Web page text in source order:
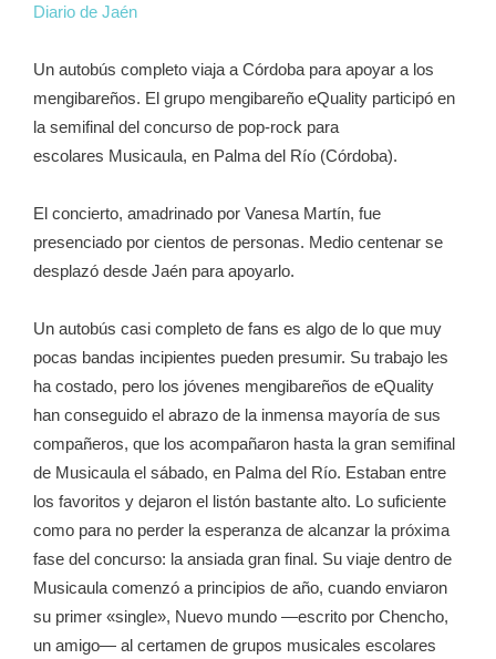
Diario de Jaén
Un autobús completo viaja a Córdoba para apoyar a los
mengibareños. El grupo mengibareño eQuality participó en
la semifinal del concurso de pop-rock para
escolares Musicaula, en Palma del Río (Córdoba).
El concierto, amadrinado por Vanesa Martín, fue
presenciado por cientos de personas. Medio centenar se
desplazó desde Jaén para apoyarlo.
Un autobús casi completo de fans es algo de lo que muy
pocas bandas incipientes pueden presumir. Su trabajo les
ha costado, pero los jóvenes mengibareños de eQuality
han conseguido el abrazo de la inmensa mayoría de sus
compañeros, que los acompañaron hasta la gran semifinal
de Musicaula el sábado, en Palma del Río. Estaban entre
los favoritos y dejaron el listón bastante alto. Lo suficiente
como para no perder la esperanza de alcanzar la próxima
fase del concurso: la ansiada gran final. Su viaje dentro de
Musicaula comenzó a principios de año, cuando enviaron
su primer «single», Nuevo mundo —escrito por Chencho,
un amigo— al certamen de grupos musicales escolares